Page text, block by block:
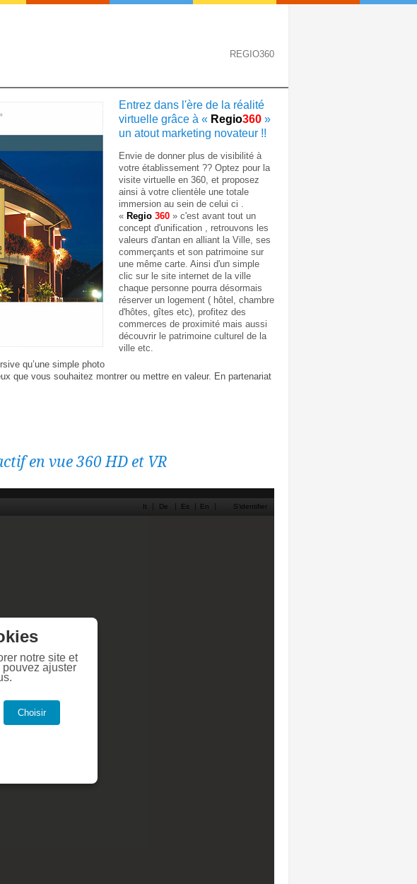
REGIO360
Entrez dans l'ère de la réalité
virtuelle grâce à « Regio360 »
un atout marketing novateur !!
Envie de donner plus de visibilité à
votre établissement ?? Optez pour la
visite virtuelle en 360, et proposez
ainsi à votre clientèle une totale
immersion au sein de celui ci .
« Regio 360 » c'est avant tout un
concept d'unification , retrouvons les
valeurs d'antan en alliant la Ville, ses
commerçants et son patrimoine sur
une même carte. Ainsi d'un simple
clic sur le site internet de la ville
chaque personne pourra désormais
réserver un logement ( hôtel, chambre
d'hôtes, gîtes etc), profitez des
commerces de proximité mais aussi
découvrir le patrimoine culturel de la
ville etc.
qu’une simple photo
que vous souhaitez montrer ou mettre en valeur. En partenariat
en vue 360 HD et VR